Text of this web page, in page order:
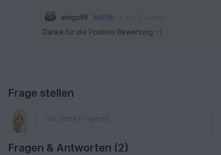
amigoll9 AUTOR
Danke für die Positive Bewertung :-)
Frage stellen
Fragen & Antworten (2)